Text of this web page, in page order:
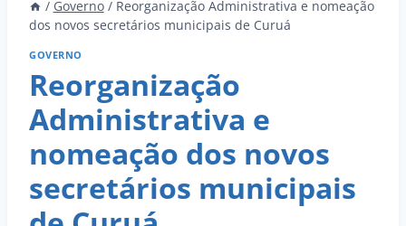
/ Governo / Reorganização Administrativa e nomeação
dos novos secretários municipais de Curuá
GOVERNO
Reorganização
Administrativa e
nomeação dos novos
secretários municipais